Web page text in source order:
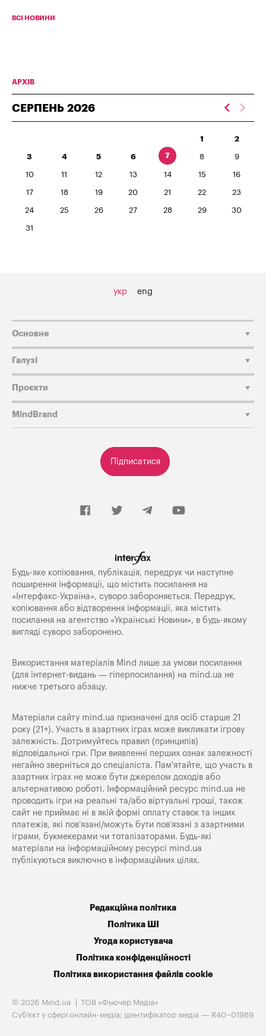
ВСІ НОВИНИ
АРХІВ
СЕРПЕНЬ 2026
1 2
3 4 5 6 7 8 9
10 11 12 13 14 15 16
17 18 19 20 21 22 23
24 25 26 27 28 29 30
31
укр eng
Підписатися
Основне
Галузі
Проєкти
MindBrand
Будь-яке копiювання, публiкацiя, передрук чи наступне
поширення iнформацiї, що мiстить посилання на
«Iнтерфакс-Україна», суворо забороняється. Передрук,
копіювання або відтворення інформації, яка містить
посилання на агентство «Українські Новини», в будь-якому
вигляді суворо заборонено.
Використання матеріалів Mind лише за умови посилання
(для інтернет-видань — гіперпосилання) на mind.ua не
нижче третього абзацу.
Матеріали сайту mind.ua призначені для осіб старше 21
року (21+). Участь в азартних іграх може викликати ігрову
залежність. Дотримуйтесь правил (принципів)
відповідальної гри. При виявленні перших ознак залежності
негайно зверніться до спеціаліста. Пам'ятайте, що участь в
азартних іграх не може бути джерелом доходів або
альтернативою роботі. Інформаційний ресурс mind.ua не
проводить ігри на реальні та/або віртуальні гроші, також
сайт не приймає ні в якій формі оплату ставок та інших
платежів, які пов’язані/можуть бути пов’язані з азартними
іграми, букмекерами чи тоталізаторами. Будь-які
матеріали на інформаційному ресурсі mind.ua
публікуються виключно в інформаційних цілях.
Редакційна політика
Політика ШІ
Угода користувача
Політика конфіденційності
Політика використання файлів cookie
© 2026 Mind.ua
ТОВ «Фьючер Медiа»
Cуб'єкт у сфері онлайн-медіа; ідентифікатор медіа — R40−01989